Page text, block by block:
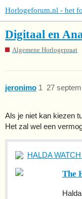
Horlogeforum.nl - het
Digitaal en
Algemene Horlogepraat
jeronimo 27
1
Als je niet kan kiezen
Het zal wel een
HALDA
The